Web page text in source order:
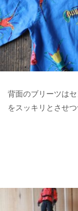
背面のブリーツは
をスッキリとさせ